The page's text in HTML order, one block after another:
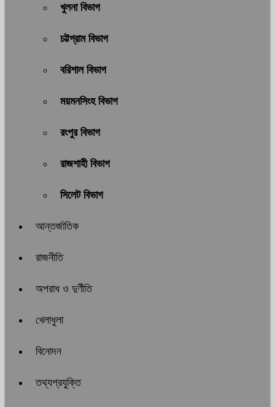
খুলনা বিভাগ
চট্টগ্রাম বিভাগ
বরিশাল বিভাগ
ময়মনসিংহ বিভাগ
রংপুর বিভাগ
রাজশাহী বিভাগ
সিলেট বিভাগ
আন্তর্জাতিক
রাজনীতি
অপরাধ ও দুর্ণীতি
খেলাধুলা
বিনোদন
তথ্যপ্রযুক্তি